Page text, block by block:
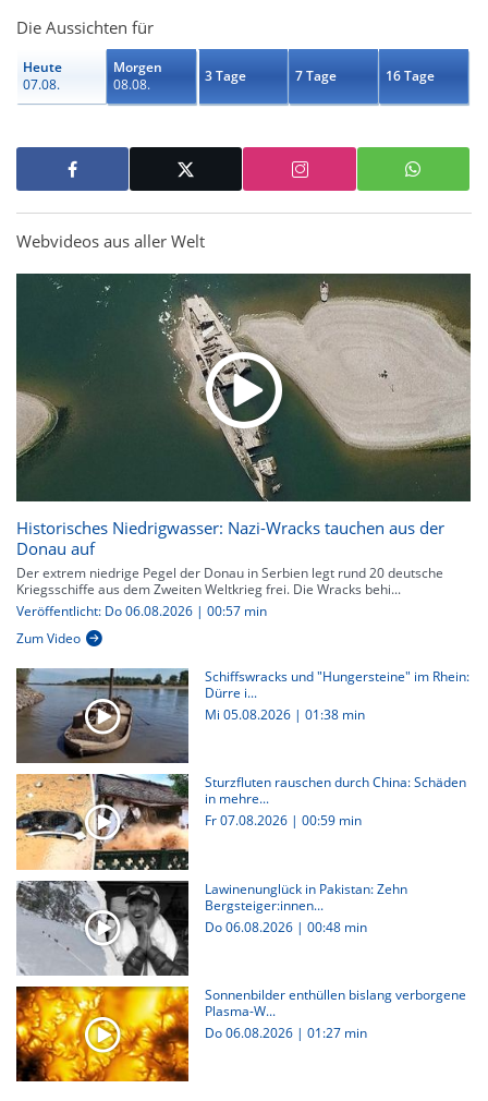
Die Aussichten für
Heute
07.08.
Morgen
08.08.
3 Tage 7 Tage 16 Tage
Webvideos aus aller Welt
Historisches Niedrigwasser: Nazi-Wracks tauchen aus der
Donau auf
Der extrem niedrige Pegel der Donau in Serbien legt rund 20 deutsche
Kriegsschiffe aus dem Zweiten Weltkrieg frei. Die Wracks behi...
Veröffentlicht: Do 06.08.2026 | 00:57 min
Zum Video
Schiffswracks und "Hungersteine" im Rhein:
Dürre i...
Mi 05.08.2026 | 01:38 min
Sturzfluten rauschen durch China: Schäden
in mehre...
Fr 07.08.2026 | 00:59 min
Lawinenunglück in Pakistan: Zehn
Bergsteiger:innen...
Do 06.08.2026 | 00:48 min
Sonnenbilder enthüllen bislang verborgene
Plasma-W...
Do 06.08.2026 | 01:27 min